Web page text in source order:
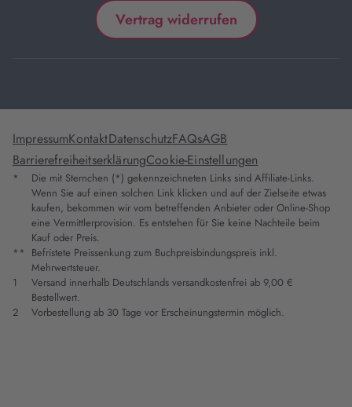
Vertrag widerrufen
ImpressumKontaktDatenschutzFAQsAGB
BarrierefreiheitserklärungCookie-Einstellungen
*
Die mit Sternchen (*) gekennzeichneten Links sind Affiliate-Links.
Wenn Sie auf einen solchen Link klicken und auf der Zielseite etwas
kaufen, bekommen wir vom betreffenden Anbieter oder Online-Shop
eine Vermittlerprovision. Es entstehen für Sie keine Nachteile beim
Kauf oder Preis.
** Befristete Preissenkung zum Buchpreisbindungspreis inkl.
Mehrwertsteuer.
1
Versand innerhalb Deutschlands versandkostenfrei ab 9,00 €
Bestellwert.
2
Vorbestellung ab 30 Tage vor Erscheinungstermin möglich.